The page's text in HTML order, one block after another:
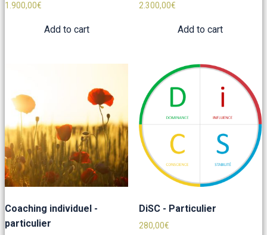
1.900,00€
Add to cart
2.300,00€
Add to cart
Coaching individuel -
particulier
DiSC - Particulier
280,00€